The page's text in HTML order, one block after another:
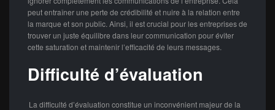
peut entraîner une perte de crédibilité et nuire à la relation entre
la marque et son public. Ainsi, il est crucial pour les entreprises de
trouver un juste équilibre dans leur communication pour éviter
cette saturation et maintenir l’efficacité de leurs messages.
Difficulté d’évaluation
La difficulté d’évaluation constitue un inconvénient majeur de la